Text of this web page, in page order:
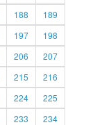
188
189
197
198
206
207
215
216
224
225
233
234